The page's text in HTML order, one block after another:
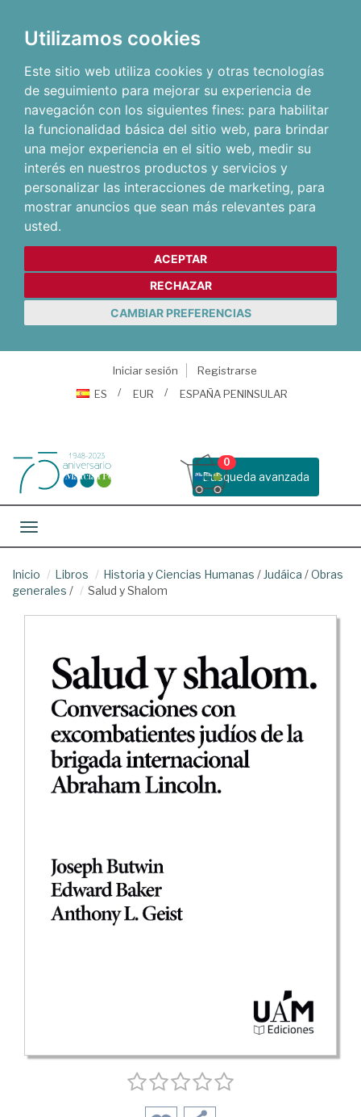
Utilizamos cookies
Este sitio web utiliza cookies y otras tecnologías
de seguimiento para mejorar su experiencia de
navegación con los siguientes fines: para habilitar
la funcionalidad básica del sitio web, para brindar
una mejor experiencia en el sitio web, medir su
interés en nuestros productos y servicios y
personalizar las interacciones de marketing, para
mostrar anuncios que sean más relevantes para
usted.
ACEPTAR
RECHAZAR
CAMBIAR PREFERENCIAS
Iniciar sesión
Registrarse
ES
EUR ESPAÑA PENINSULAR
Busqueda avanzada
0
Toggle navigation
Inicio Libros Historia y Ciencias Humanas / Judáica /Obras
generales / Salud y Shalom